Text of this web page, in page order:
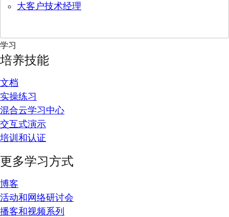
大客户技术经理
学习
培养技能
文档
实操练习
混合云学习中心
交互式演示
培训和认证
更多学习方式
博客
活动和网络研讨会
播客和视频系列